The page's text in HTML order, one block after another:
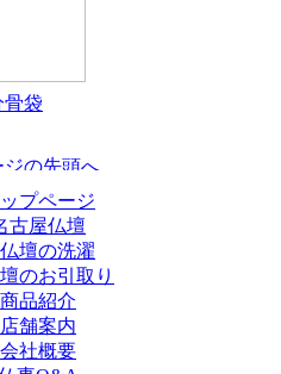
骨袋
ップページ
古屋仏壇
壇の洗濯
のお引取り
商品紹介
店舗案内
会社概要